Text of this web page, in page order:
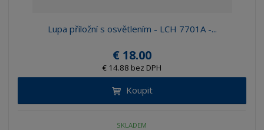
Lupa příložní s osvětlením - LCH 7701A -...
€ 18.00
€ 14.88 bez DPH
Koupit
SKLADEM